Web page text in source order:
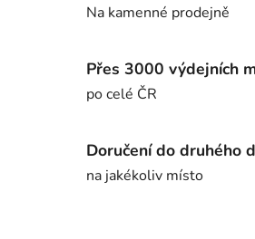
Na kamenné prodejně
Přes 3000 výdejních
po celé ČR
Doručení do druhého
na jakékoliv místo